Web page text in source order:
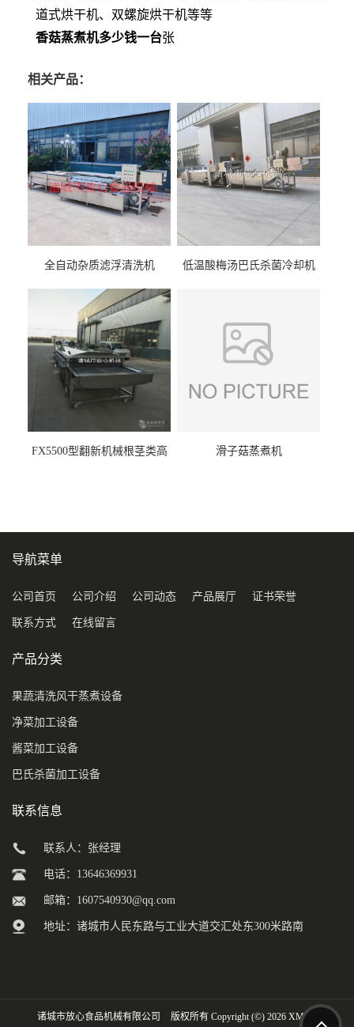
道式烘干机、双螺旋烘干机等等
香菇蒸煮机多少钱一台张
相关产品：
全自动杂质滤浮清洗机 低温酸梅汤巴氏杀菌冷却机
FX5500型翻新机械根茎类高
滑子菇蒸煮机
导航菜单
公司首页 公司介绍 公司动态 产品展厅 证书荣誉
联系方式 在线留言
产品分类
果蔬清洗风干蒸煮设备
净菜加工设备
酱菜加工设备
巴氏杀菌加工设备
联系信息
联系人：张经理
电话：13646369931
邮箱： 1607540930@qq.com
地址：诸城市人民东路与工业大道交汇处东300米路南
诸城市放心食品机械有限公司 版权所有 Copyright (©) 2026 XML